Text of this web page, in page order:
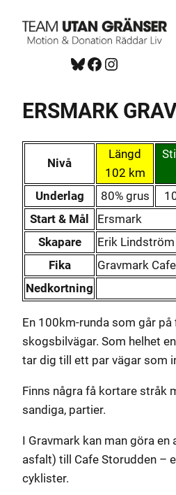
Bluesky Facebook https://www.instagram.com/tug_ck/
ERSMARK
Nivå
Längd
102 km
Underlag
80% grus
Start & Mål
Ersmark
Skapare
Erik Lindström
Fika
Gravmark
Nedkortning
En 100km-runda som går på
skogsbilvägar. Som helhet
tar dig till ett par vägar som
Finns några få kortare stråk
sandiga, partier.
I Gravmark kan man göra
asfalt) till Cafe Storudden –
cyklister.